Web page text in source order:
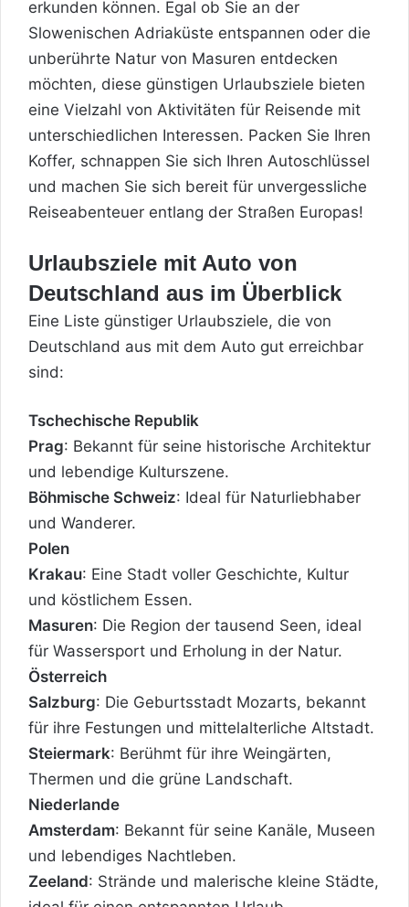
erkunden können. Egal ob Sie an der
Slowenischen Adriaküste entspannen oder die
unberührte Natur von Masuren entdecken
möchten, diese günstigen Urlaubsziele bieten
eine Vielzahl von Aktivitäten für Reisende mit
unterschiedlichen Interessen. Packen Sie Ihren
Koffer, schnappen Sie sich Ihren Autoschlüssel
und machen Sie sich bereit für unvergessliche
Reiseabenteuer entlang der Straßen Europas!
Urlaubsziele mit Auto von
Deutschland aus im Überblick
Eine Liste günstiger Urlaubsziele, die von
Deutschland aus mit dem Auto gut erreichbar
sind:
Tschechische Republik
Prag: Bekannt für seine historische Architektur
und lebendige Kulturszene.
Böhmische Schweiz: Ideal für Naturliebhaber
und Wanderer.
Polen
Krakau: Eine Stadt voller Geschichte, Kultur
und köstlichem Essen.
Masuren: Die Region der tausend Seen, ideal
für Wassersport und Erholung in der Natur.
Österreich
Salzburg: Die Geburtsstadt Mozarts, bekannt
für ihre Festungen und mittelalterliche Altstadt.
Steiermark: Berühmt für ihre Weingärten,
Thermen und die grüne Landschaft.
Niederlande
Amsterdam: Bekannt für seine Kanäle, Museen
und lebendiges Nachtleben.
Zeeland: Strände und malerische kleine Städte,